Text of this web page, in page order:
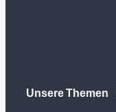
Unsere Themen